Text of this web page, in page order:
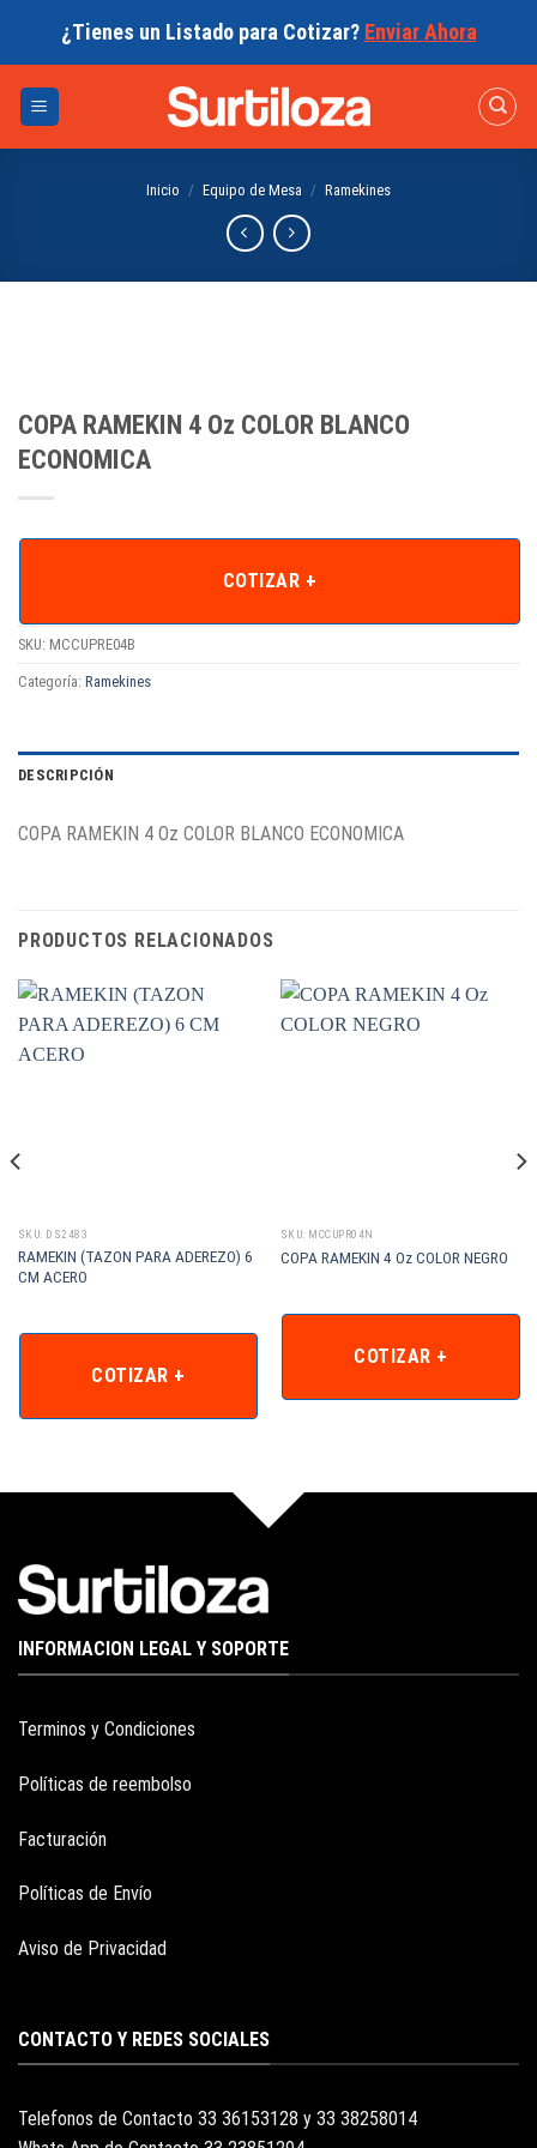
¿Tienes un Listado para Cotizar? Enviar Ahora
Inicio / Equipo de Mesa / Ramekines
COPA RAMEKIN 4 Oz COLOR BLANCO
ECONOMICA
COTIZAR +
SKU: MCCUPRE04B
Categoría: Ramekines
DESCRIPCIÓN
COPA RAMEKIN 4 Oz COLOR BLANCO ECONOMICA
PRODUCTOS RELACIONADOS
SKU: DS2483
RAMEKIN (TAZON PARA ADEREZO) 6
CM ACERO
COTIZAR +
SKU: MCCUPR04N
COPA RAMEKIN 4 Oz COLOR NEGRO
COTIZAR +
INFORMACION LEGAL Y SOPORTE
Terminos y Condiciones
Políticas de reembolso
Facturación
Políticas de Envío
Aviso de Privacidad
CONTACTO Y REDES SOCIALES
Telefonos de Contacto 33 36153128 y 33 38258014